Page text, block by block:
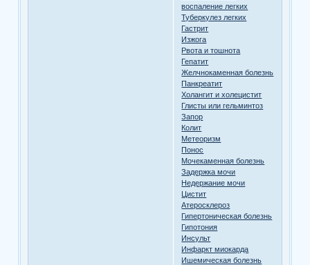
воспаление легких
Туберкулез легких
Гастрит
Изжога
Рвота и тошнота
Гепатит
Желчнокаменная болезнь
Панкреатит
Холангит и холецистит
Глисты или гельминтоз
Запор
Колит
Метеоризм
Понос
Мочекаменная болезнь
Задержка мочи
Недержание мочи
Цистит
Атеросклероз
Гипертоническая болезнь
Гипотония
Инсульт
Инфаркт миокарда
Ишемическая болезнь